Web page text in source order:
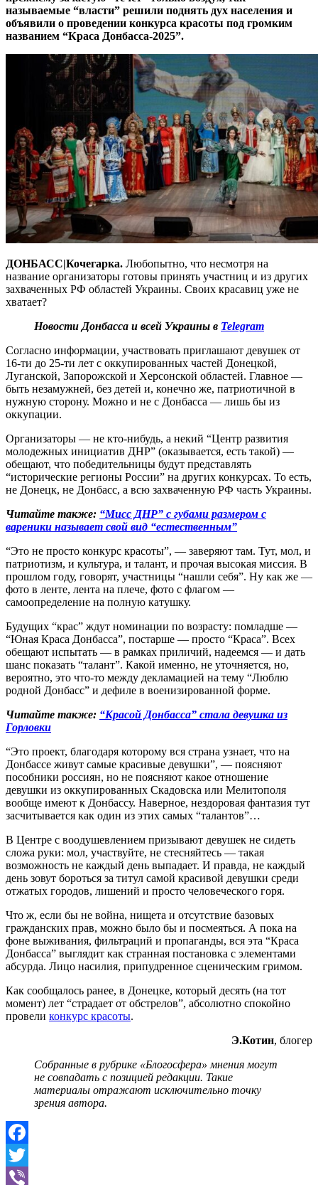
называемые “власти” решили поднять дух населения и
объявили о проведении конкурса красоты под громким
названием “Краса Донбасса-2025”.
ДОНБАСС|Кочегарка. Любопытно, что несмотря на
название организаторы готовы принять участниц и из других
захваченных РФ областей Украины. Своих красавиц уже не
хватает?
Новости Донбасса и всей Украины в Telegram
Согласно информации, участвовать приглашают девушек от
16-ти до 25-ти лет с оккупированных частей Донецкой,
Луганской, Запорожской и Херсонской областей. Главное —
быть незамужней, без детей и, конечно же, патриотичной в
нужную сторону. Можно и не с Донбасса — лишь бы из
оккупации.
Организаторы — не кто-нибудь, а некий “Центр развития
молодежных инициатив ДНР” (оказывается, есть такой) —
обещают, что победительницы будут представлять
“исторические регионы России” на других конкурсах. То есть,
не Донецк, не Донбасс, а всю захваченную РФ часть Украины.
Читайте также: “Мисс ДНР” с губами размером с
вареники называет свой вид “естественным”
“Это не просто конкурс красоты”, — заверяют там. Тут, мол, и
патриотизм, и культура, и талант, и прочая высокая миссия. В
прошлом году, говорят, участницы “нашли себя”. Ну как же —
фото в ленте, лента на плече, фото с флагом —
самоопределение на полную катушку.
Будущих “крас” ждут номинации по возрасту: помладше —
“Юная Краса Донбасса”, постарше — просто “Краса”. Всех
обещают испытать — в рамках приличий, надеемся — и дать
шанс показать “талант”. Какой именно, не уточняется, но,
вероятно, это что-то между декламацией на тему “Люблю
родной Донбасс” и дефиле в военизированной форме.
Читайте также: “Красой Донбасса” стала девушка из
Горловки
“Это проект, благодаря которому вся страна узнает, что на
Донбассе живут самые красивые девушки”, — поясняют
пособники россиян, но не поясняют какое отношение
девушки из оккупированных Скадовска или Мелитополя
вообще имеют к Донбассу. Наверное, нездоровая фантазия тут
засчитывается как один из этих самых “талантов”…
В Центре с воодушевлением призывают девушек не сидеть
сложа руки: мол, участвуйте, не стесняйтесь — такая
возможность не каждый день выпадает. И правда, не каждый
день зовут бороться за титул самой красивой девушки среди
отжатых городов, лишений и просто человеческого горя.
Что ж, если бы не война, нищета и отсутствие базовых
гражданских прав, можно было бы и посмеяться. А пока на
фоне выживания, фильтраций и пропаганды, вся эта “Краса
Донбасса” выглядит как странная постановка с элементами
абсурда. Лицо насилия, припудренное сценическим гримом.
Как сообщалось ранее, в Донецке, который десять (на тот
момент) лет “страдает от обстрелов”, абсолютно спокойно
провели конкурс красоты.
Э.Котин, блогер
Собранные в рубрике «Блогосфера» мнения могут
не совпадать с позицией редакции. Такие
материалы отражают исключительно точку
зрения автора.
Facebook
Twitter